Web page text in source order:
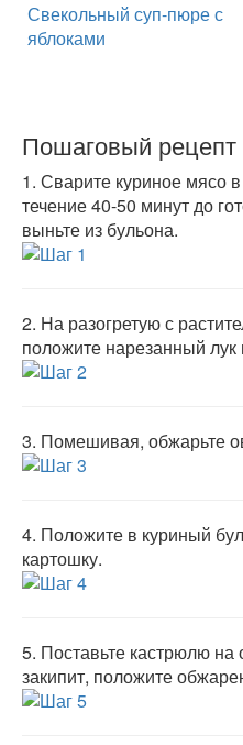
Свекольный суп-пюре с
яблоками
Пошаговый
1. Сварите куриное мясо
течение 40-50 минут до
выньте из бульона.
2. На разогретую с
положите нарезанный лук
3. Помешивая, обжарьте
4. Положите в куриный
картошку.
5. Поставьте кастрюлю на
закипит, положите